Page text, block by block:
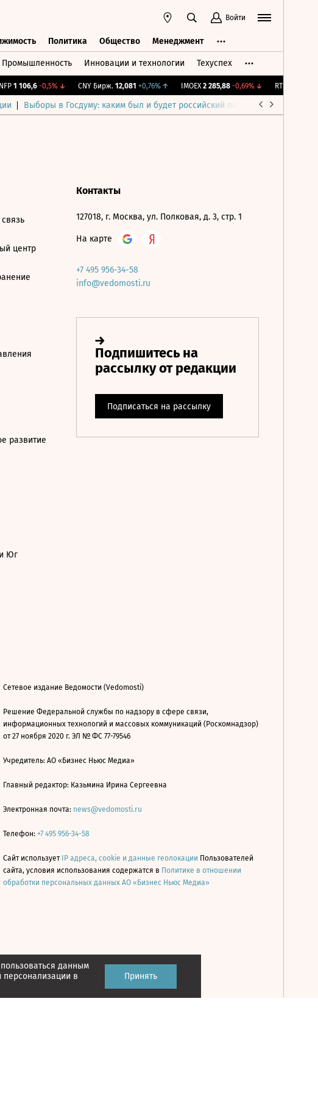
Войти
Политика Общество Менеджмент
Промышленность Инновации и технологии Техуспех
1 106,6 -0,5%↓ CNY Бирж. 12,081 +0,76%↑ IMOEX 2 285,88 -0,69%↓ RTSI
Выборы в Госдуму: каким был и будет российский парламент
данным
в
Принять
центр
развитие
Юг
Контакты
127018, г. Москва, ул. Полковая, д. 3, стр. 1
На карте
+7 495 956-34-58
info@vedomosti.ru
Сетевое издание Ведомости (Vedomosti)
Решение Федеральной службы по надзору в сфере связи,
информационных технологий и массовых коммуникаций (Роскомнадзор)
от 27 ноября 2020 г. ЭЛ № ФС 77-79546
Учредитель: АО «Бизнес Ньюс Медиа»
Главный редактор: Казьмина Ирина Сергеевна
Электронная почта: news@vedomosti.ru
Телефон: +7 495 956-34-58
Сайт использует IP адреса, cookie и данные геолокации Пользователей
сайта, условия использования содержатся в Политике в отношении
обработки персональных данных АО «Бизнес Ньюс Медиа»